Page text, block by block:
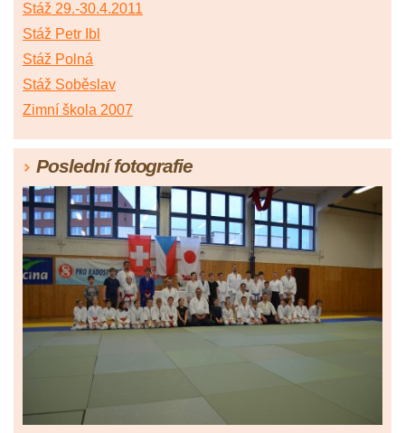
Stáž 29.-30.4.2011
Stáž Petr Ibl
Stáž Polná
Stáž Soběslav
Zimní škola 2007
Poslední fotografie